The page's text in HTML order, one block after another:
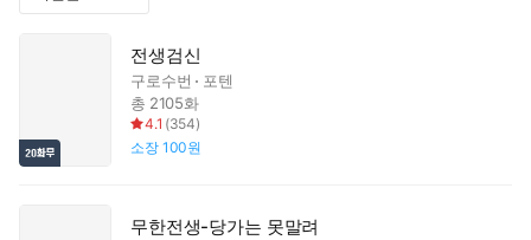
전생검신
구로수번
포텐
총 2105화
4.1 (354)
소장 100원
무한전생-당가는 못말려